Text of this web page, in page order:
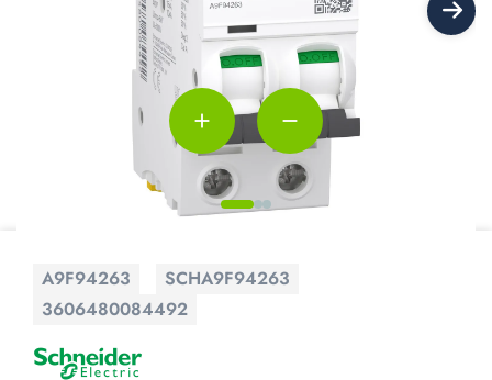
A9F94263
SCHA9F94263
3606480084492
add remove